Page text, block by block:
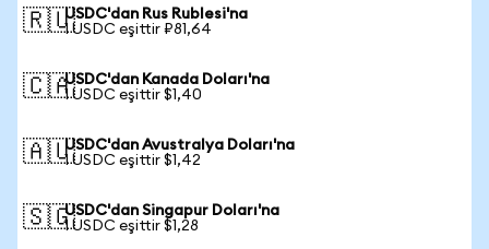
🇷🇺USDC'dan Rus Rublesi'na
1 USDC eşittir ₽81,64
🇨🇦USDC'dan Kanada Doları'na
1 USDC eşittir $1,40
🇦🇺USDC'dan Avustralya Doları'na
1 USDC eşittir $1,42
🇸🇬USDC'dan Singapur Doları'na
1 USDC eşittir $1,28